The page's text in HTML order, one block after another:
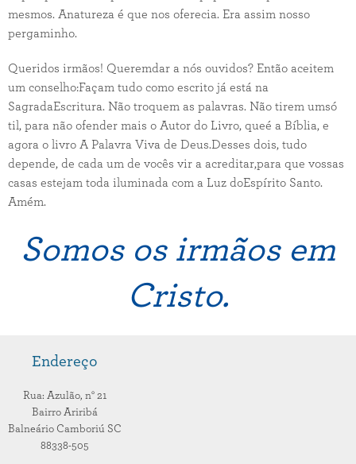
mesmos. Anatureza é que nos oferecia. Era assim nosso
pergaminho.
Queridos irmãos! Queremdar a nós ouvidos? Então aceitem
um conselho:Façam tudo como escrito já está na
SagradaEscritura. Não troquem as palavras. Não tirem umsó
til, para não ofender mais o Autor do Livro, queé a Bíblia, e
agora o livro A Palavra Viva de Deus.Desses dois, tudo
depende, de cada um de vocês vir a acreditar,para que vossas
casas estejam toda iluminada com a Luz doEspírito Santo.
Amém.
Somos os irmãos em
Cristo.
Endereço
Rua: Azulão, n° 21
Bairro Ariribá
Balneário Camboriú SC
88338-505